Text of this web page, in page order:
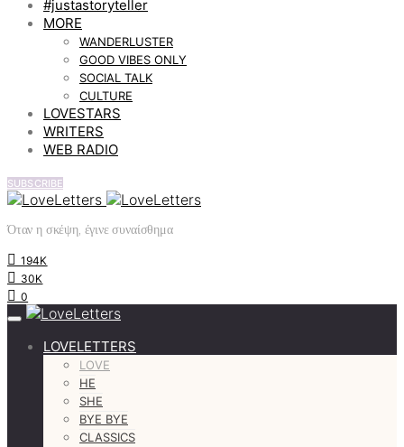
#justastoryteller
MORE
WANDERLUSTER
GOOD VIBES ONLY
SOCIAL TALK
CULTURE
LOVESTARS
WRITERS
WEB RADIO
SUBSCRIBE
Όταν η σκέψη, έγινε συναίσθημα
194K
30K
0
LOVELETTERS
LOVE
HE
SHE
BYE BYE
CLASSICS